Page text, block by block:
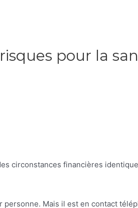
pour la
circonstances financières
personne. Mais il est en contact